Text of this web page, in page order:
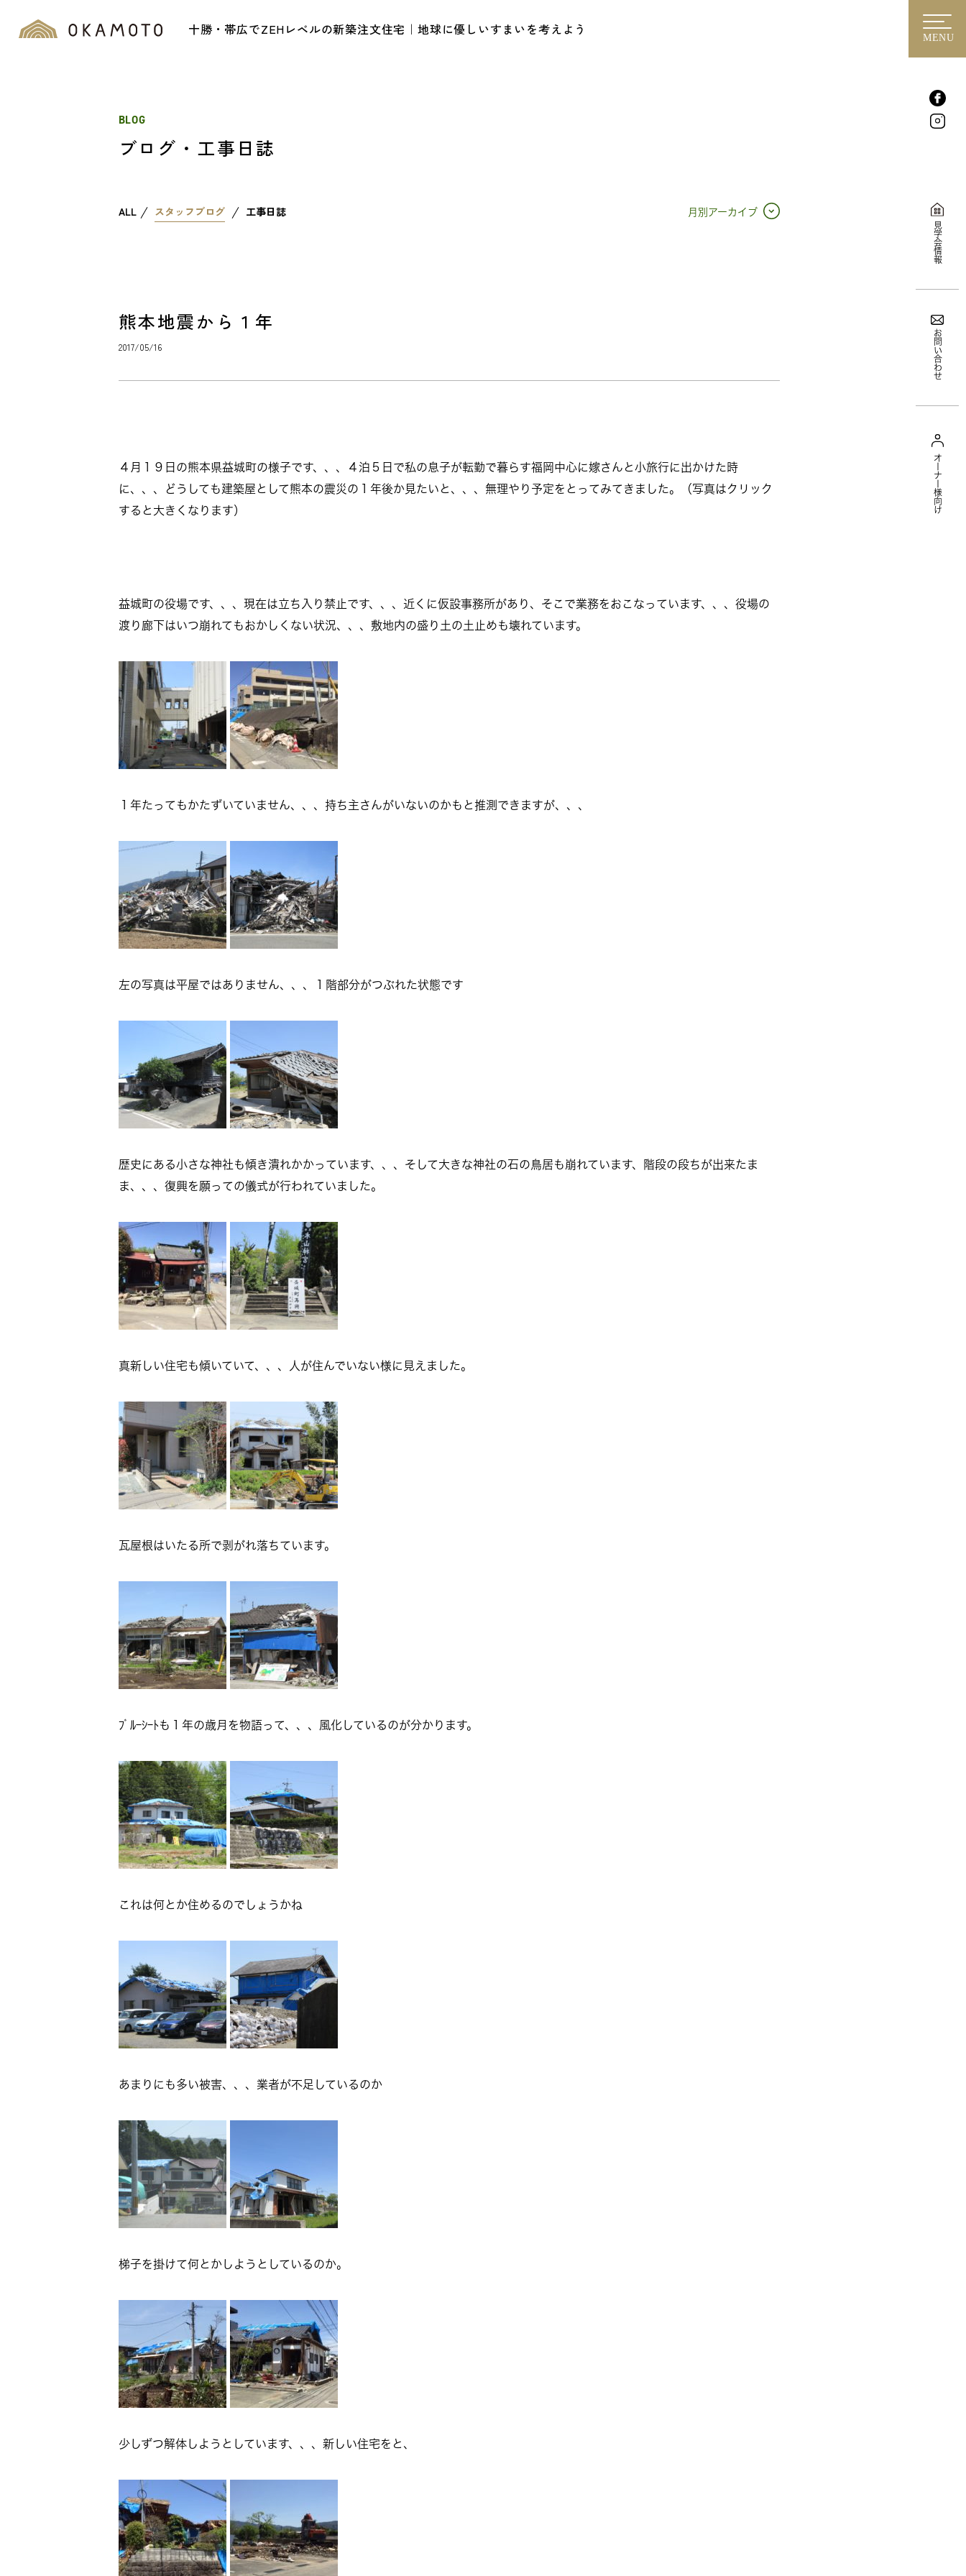
十勝・帯広でZEHレベルの新築注文住宅｜地球に優しいすまいを考えよう
MENU
見学会情報
お問い合わせ
オーナー様向け
BLOG
ブログ・工事日誌
ALL スタッフブログ 工事日誌 月別アーカイブ
熊本地震から１年
2017/05/16
４月１９日の熊本県益城町の様子です、、、４泊５日で私の息子が転勤で暮らす福岡中心に嫁さんと小旅行に出かけた時
に、、、どうしても建築屋として熊本の震災の１年後か見たいと、、、無理やり予定をとってみてきました。（写真はクリック
すると大きくなります）
益城町の役場です、、、現在は立ち入り禁止です、、、近くに仮設事務所があり、そこで業務をおこなっています、、、役場の
渡り廊下はいつ崩れてもおかしくない状況、、、敷地内の盛り土の土止めも壊れています。
１年たってもかたずいていません、、、持ち主さんがいないのかもと推測できますが、、、
左の写真は平屋ではありません、、、１階部分がつぶれた状態です
歴史にある小さな神社も傾き潰れかかっています、、、そして大きな神社の石の鳥居も崩れています、階段の段ちが出来たま
ま、、、復興を願っての儀式が行われていました。
真新しい住宅も傾いていて、、、人が住んでいない様に見えました。
瓦屋根はいたる所で剥がれ落ちています。
ﾌﾞﾙｰｼｰﾄも１年の歳月を物語って、、、風化しているのが分かります。
これは何とか住めるのでしょうかね
あまりにも多い被害、、、業者が不足しているのか
梯子を掛けて何とかしようとしているのか。
少しずつ解体しようとしています、、、新しい住宅をと、